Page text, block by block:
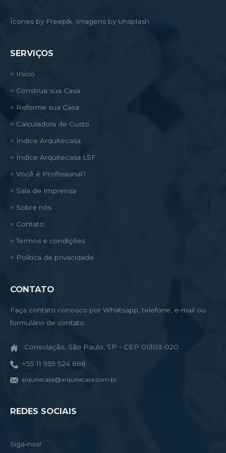
Ícones by Freepik, Imagens by Unsplash
SERVIÇOS
> Início
> Construa sua Casa
> Reforme sua Casa
> Calculadora de Custo
> Índice Arquitecasa
> Índice Arquitecasa LSF
> Você é Profissional?
> Sala de Imprensa
> Sobre nós
> Contato
> Termos e condições
> Política de privacidade
CONTATO
Faça contato conosco por Whatsapp, telefone, e-mail ou
formulário de contato.
Consolação, São Paulo, SP - CEP 01303-020
+55 11 959 524 888
arquitecasa@arquitecasa.com.br
REDES SOCIAIS
Siga-nos!